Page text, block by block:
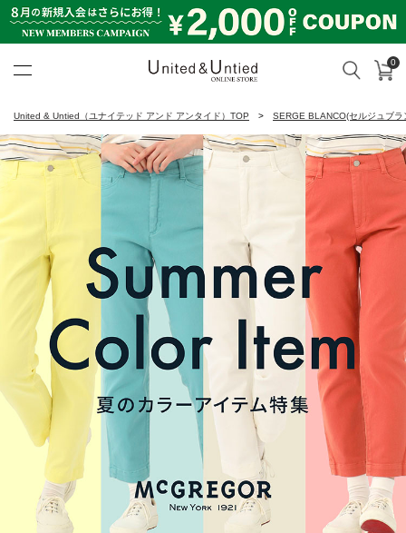
検索 カ
0
United & Untied（ユナイテッド アンド アンタイド）TOP SERGE BLANCO(セルジュブ